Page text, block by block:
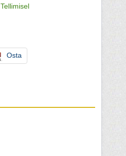
Tellimisel
Osta